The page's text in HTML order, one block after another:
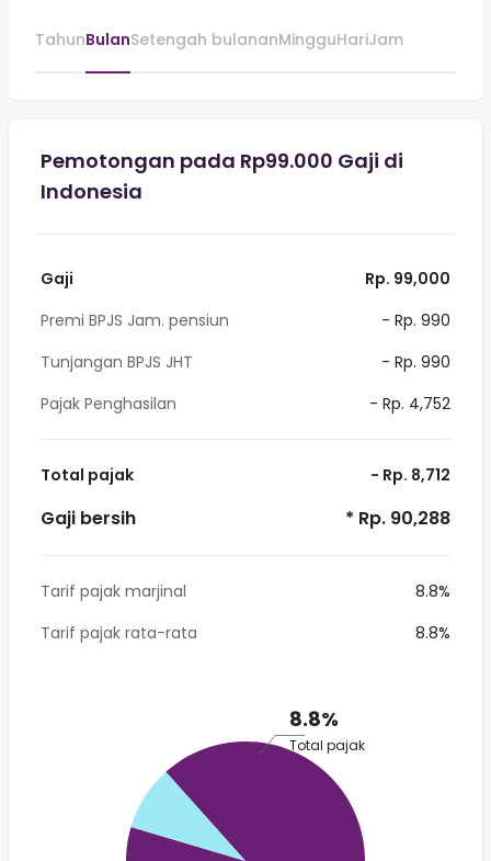
TahunBulanSetengah bulananMingguHariJam
Pemotongan pada Rp99.000 Gaji di
Indonesia
Gaji
Rp. 99,000
Premi BPJS Jam. pensiun
- Rp. 990
Tunjangan BPJS JHT
- Rp. 990
Pajak Penghasilan
- Rp. 4,752
Total pajak - Rp. 8,712
Gaji bersih * Rp. 90,288
Tarif pajak marjinal
8.8%
Tarif pajak rata-rata
8.8%
8.8%
Total pajak